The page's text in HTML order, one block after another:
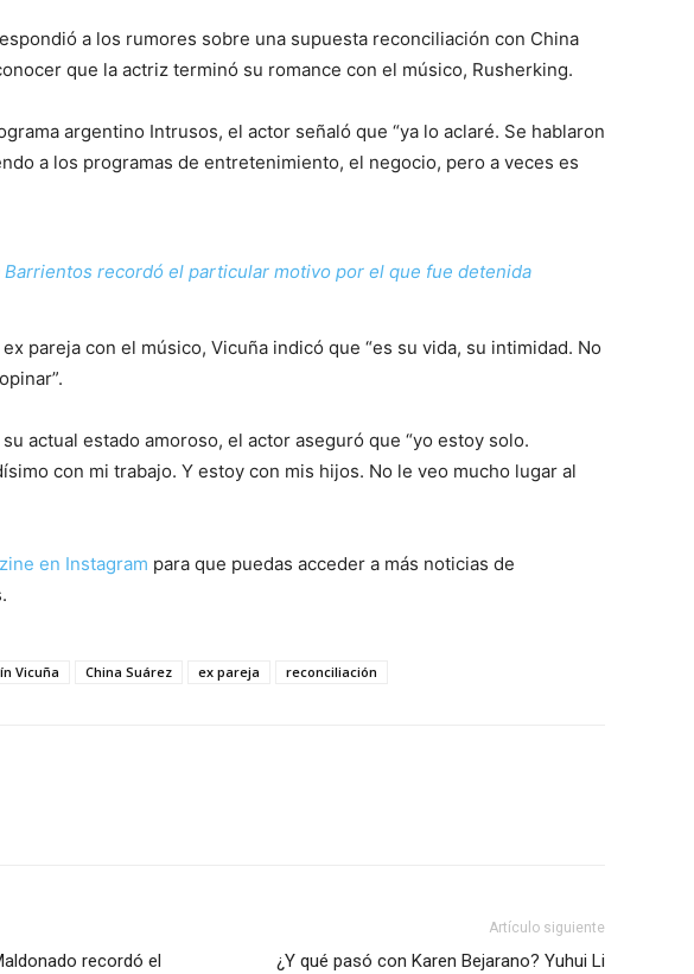
a los rumores sobre una supuesta reconciliación con China
que la actriz terminó su romance con el músico, Rusherking.
argentino Intrusos, el actor señaló que “ya lo aclaré. Se hablaron
a los programas de entretenimiento, el negocio, pero a veces es
Barrientos recordó el particular motivo por el que fue detenida
pareja con el músico, Vicuña indicó que “es su vida, su intimidad. No
actual estado amoroso, el actor aseguró que “yo estoy solo.
con mi trabajo. Y estoy con mis hijos. No le veo mucho lugar al
en Instagram para que puedas acceder a más noticias de
Vicuña China Suárez ex pareja reconciliación
recordó el
Artículo siguiente
¿Y qué pasó con Karen Bejarano? Yuhui Li